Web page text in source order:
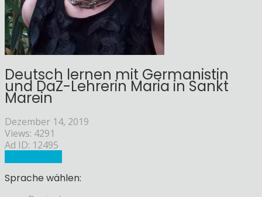
Deutsch lernen mit Germanistin
und DaZ-Lehrerin Maria in Sankt
Marein
Dezember 14, 2019
Views: 4291
Ad ID: 12495
Sprache wählen: